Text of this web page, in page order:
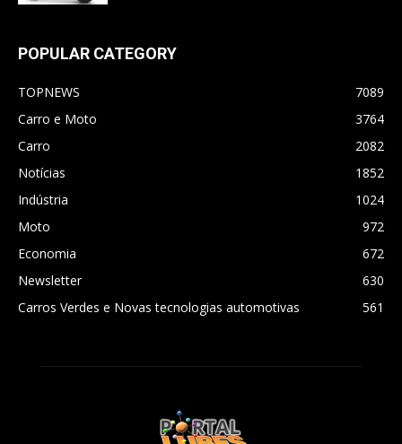
POPULAR CATEGORY
TOPNEWS
7089
Carro e Moto
3764
Carro
2082
Notícias
1852
Indústria
1024
Moto
972
Economia
672
Newsletter
630
Carros Verdes e Novas tecnologias automotivas
561